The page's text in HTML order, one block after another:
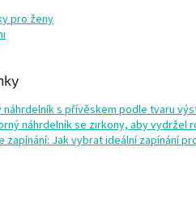
pro ženy
s přívěskem podle tvaru
náhrdelník se zirkony, aby vydržel
zapínání: Jak vybrat ideální zapínání